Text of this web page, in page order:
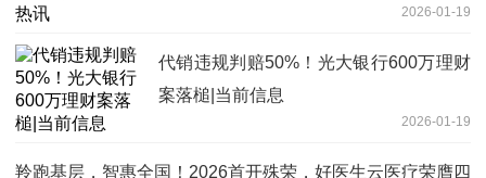
2026-01-19
代销违规判赔50%！光大银行600万理财
案落槌|当前信息
2026-01-19
羚跑基层，智惠全国！2026首开殊荣，好医生云医疗荣膺四